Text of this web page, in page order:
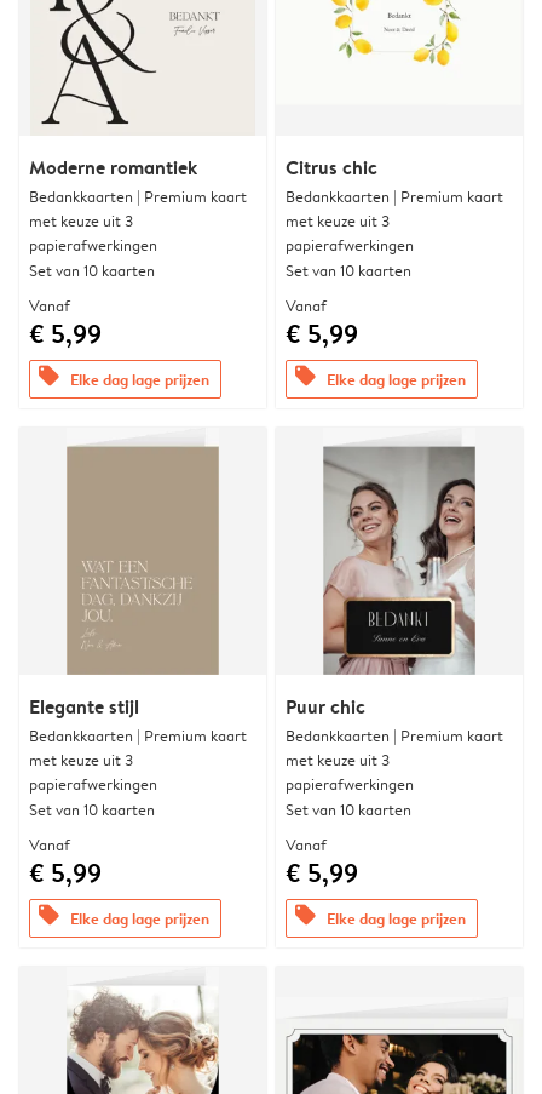
Moderne romantiek
Bedankkaarten | Premium kaart
met keuze uit 3
papierafwerkingen
Set van 10 kaarten
Vanaf
€ 5,99
offers Elke dag lage prijzen
Citrus chic
Bedankkaarten | Premium kaart
met keuze uit 3
papierafwerkingen
Set van 10 kaarten
Vanaf
€ 5,99
offers Elke dag lage prijzen
Elegante stijl
Bedankkaarten | Premium kaart
met keuze uit 3
papierafwerkingen
Set van 10 kaarten
Vanaf
€ 5,99
offers Elke dag lage prijzen
Puur chic
Bedankkaarten | Premium kaart
met keuze uit 3
papierafwerkingen
Set van 10 kaarten
Vanaf
€ 5,99
offers Elke dag lage prijzen